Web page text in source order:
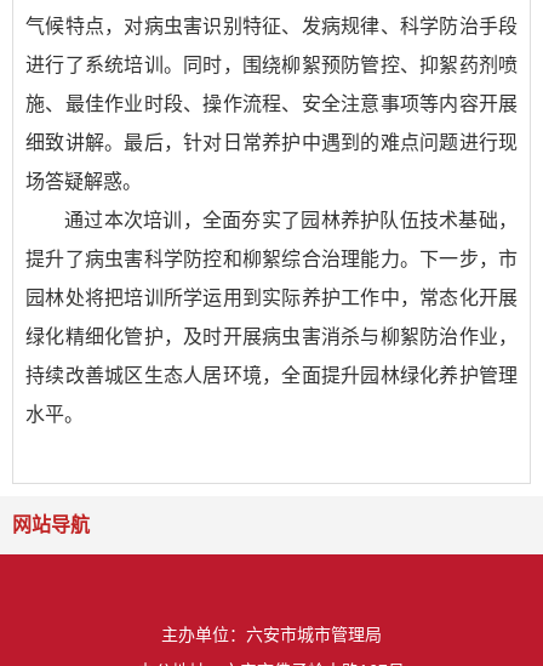
气候特点，对病虫害识别特征、发病规律、科学防治手段
进行了系统培训。同时，围绕柳絮预防管控、抑絮药剂喷
施、最佳作业时段、操作流程、安全注意事项等内容开展
细致讲解。最后，针对日常养护中遇到的难点问题进行现
场答疑解惑。
通过本次培训，全面夯实了园林养护队伍技术基础，
提升了病虫害科学防控和柳絮综合治理能力。下一步，市
园林处将把培训所学运用到实际养护工作中，常态化开展
绿化精细化管护，及时开展病虫害消杀与柳絮防治作业，
持续改善城区生态人居环境，全面提升园林绿化养护管理
水平。
网站导航
主办单位：六安市城市管理局